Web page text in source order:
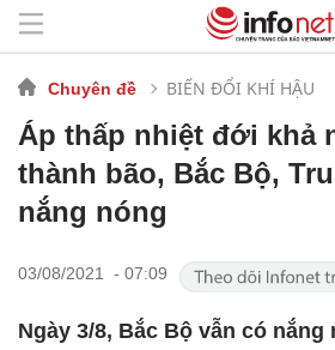
Chuyên đề BIẾN ĐỔI KHÍ HẬU
Áp thấp nhiệt đới khả
thành bão, Bắc Bộ,
nắng nóng
03/08/2021 - 07:09
Ngày 3/8, Bắc Bộ vẫn có